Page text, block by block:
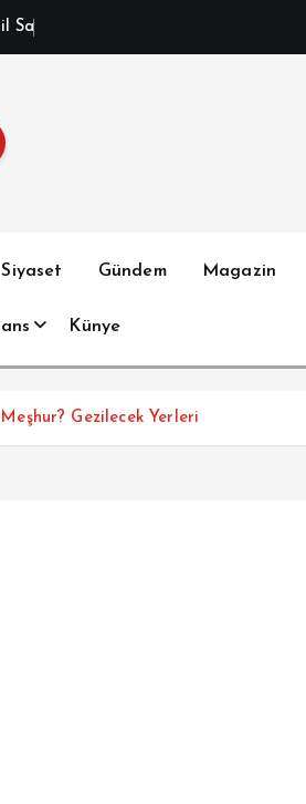
i Sa
Siyaset Gündem Magazin
Künye
Gezilecek Yerleri